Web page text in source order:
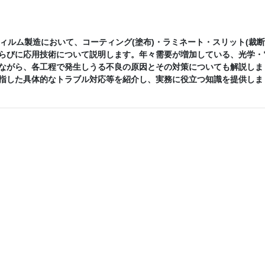
ルム製造において、コーティング(塗布)・ラミネート・スリット(裁
びに応用技術について説明します。年々需要が増加している、光学・
ら、各工程で発生しうる不良の原因とその対策についても解説しま
た具体的なトラブル対応等を紹介し、実務に役立つ知識を提供しま